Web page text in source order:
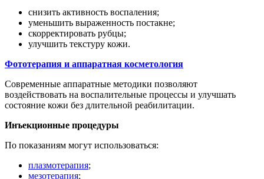
снизить активность воспаления;
уменьшить выраженность постакне;
скорректировать рубцы;
улучшить текстуру кожи.
Фототерапия и аппаратная косметология
Современные аппаратные методики позволяют
воздействовать на воспалительные процессы и улучшать
состояние кожи без длительной реабилитации.
Инъекционные процедуры
По показаниям могут использоваться:
плазмотерапия;
мезотерапия;